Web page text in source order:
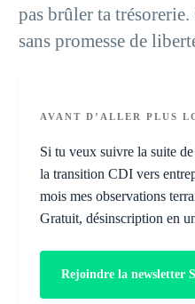
pas brûler ta
sans promesse de
AVANT D’ALLER PLUS
Si tu veux suivre la suite
la transition CDI vers
mois mes observations
Gratuit, désinscription en
Rejoindre la newsletter